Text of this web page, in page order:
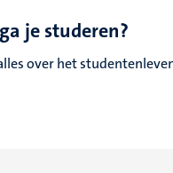
je studeren?
over het